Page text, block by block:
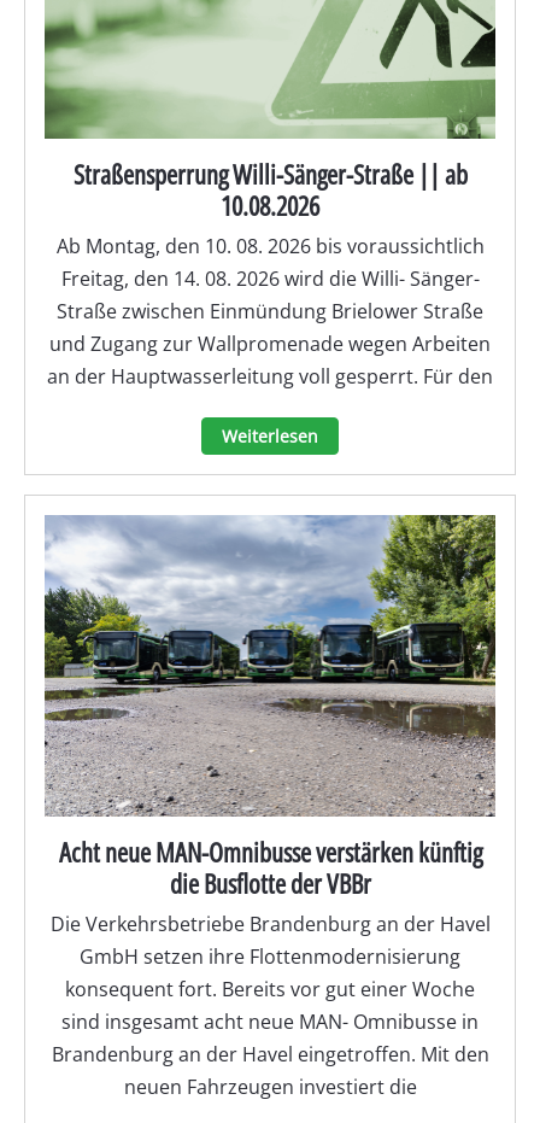
Straßensperrung Willi-Sänger-Straße || ab
10.08.2026
Ab Montag, den 10. 08. 2026 bis voraussichtlich
Freitag, den 14. 08. 2026 wird die Willi- Sänger-
Straße zwischen Einmündung Brielower Straße
und Zugang zur Wallpromenade wegen Arbeiten
an der Hauptwasserleitung voll gesperrt. Für den
Weiterlesen
Acht neue MAN-Omnibusse verstärken künftig
die Busflotte der VBBr
Die Verkehrsbetriebe Brandenburg an der Havel
GmbH setzen ihre Flottenmodernisierung
konsequent fort. Bereits vor gut einer Woche
sind insgesamt acht neue MAN- Omnibusse in
Brandenburg an der Havel eingetroffen. Mit den
neuen Fahrzeugen investiert die